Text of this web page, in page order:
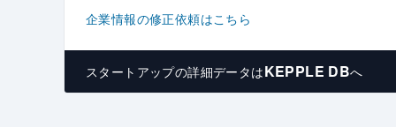
企業情報の修正依頼はこちら
スタートアップの詳細データはKEPPLE DBへ